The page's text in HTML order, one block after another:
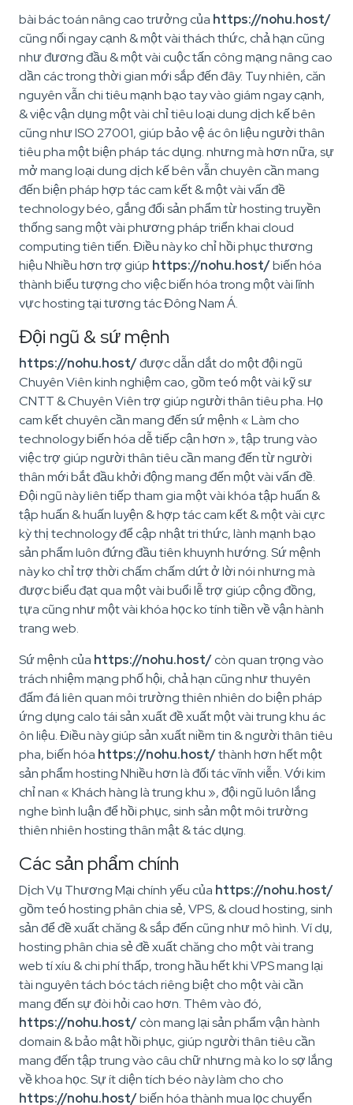
bài bác toán nâng cao trưởng của https://nohu.host/
cũng nối ngay cạnh & một vài thách thức, chả hạn cũng
như đương đầu & một vài cuộc tấn công mạng nâng cao
dần các trong thời gian mới sắp đến đây. Tuy nhiên, căn
nguyên vẫn chi tiêu mạnh bạo tay vào giám ngay cạnh,
& việc vận dụng một vài chỉ tiêu loại dung dịch kế bên
cũng như ISO 27001, giúp bảo vệ ác ôn liệu người thân
tiêu pha một biện pháp tác dụng. nhưng mà hơn nữa, sự
mở mang loại dung dịch kế bên vẫn chuyên cần mang
đến biện pháp hợp tác cam kết & một vài vấn đề
technology béo, gắng đổi sản phẩm từ hosting truyền
thống sang một vài phương pháp triển khai cloud
computing tiên tiến. Điều này ko chỉ hồi phục thương
hiệu Nhiều hơn trợ giúp https://nohu.host/biến hóa
thành biểu tượng cho việc biến hóa trong một vài lĩnh
vực hosting tại tương tác Đông Nam Á.
Đội ngũ & sứ mệnh
https://nohu.host/được dẫn dắt do một đội ngũ
Chuyên Viên kinh nghiệm cao, gồm teó một vài kỹ sư
CNTT & Chuyên Viên trợ giúp người thân tiêu pha. Họ
cam kết chuyên cần mang đến sứ mệnh « Làm cho
technology biến hóa dễ tiếp cận hơn », tập trung vào
việc trợ giúp người thân tiêu cần mang đến từ người
thân mới bắt đầu khởi động mang đến một vài vấn đề.
Đội ngũ này liên tiếp tham gia một vài khóa tập huấn &
tập huấn & huấn luyện & hợp tác cam kết & một vài cực
kỳ thị technology để cập nhật tri thức, lành mạnh bạo
sản phẩm luôn đứng đầu tiên khuynh hướng. Sứ mệnh
này ko chỉ trợ thời chấm chấm dứt ở lời nói nhưng mà
được biểu đạt qua một vài buổi lễ trợ giúp cộng đồng,
tựa cũng như một vài khóa học ko tính tiền về vận hành
trang web.
Sứ mệnh của https://nohu.host/còn quan trọng vào
trách nhiệm mạng phố hội, chả hạn cũng như thuyên
đấm đá liên quan môi trường thiên nhiên do biện pháp
ứng dụng calo tái sản xuất đề xuất một vài trung khu ác
ôn liệu. Điều này giúp sản xuất niềm tin & người thân tiêu
pha, biến hóa https://nohu.host/thành hơn hết một
sản phẩm hosting Nhiều hơn là đối tác vĩnh viễn. Với kim
chỉ nan « Khách hàng là trung khu », đội ngũ luôn lắng
nghe bình luận để hồi phục, sinh sản một môi trường
thiên nhiên hosting thân mật & tác dụng.
Các sản phẩm chính
Dịch Vụ Thương Mại chính yếu của https://nohu.host/
gồm teó hosting phân chia sẻ, VPS, & cloud hosting, sinh
sản để đề xuất chăng & sắp đến cũng như mô hình. Ví dụ,
hosting phân chia sẻ đề xuất chăng cho một vài trang
web tí xíu & chi phí thấp, trong hầu hết khi VPS mang lại
tài nguyên tách bóc tách riêng biệt cho một vài cần
mang đến sự đòi hỏi cao hơn. Thêm vào đó,
https://nohu.host/còn mang lại sản phẩm vận hành
domain & bảo mật hồi phục, giúp người thân tiêu cần
mang đến tập trung vào câu chữ nhưng mà ko lo sợ lắng
về khoa học. Sự ít diện tích béo này làm cho cho
https://nohu.host/biến hóa thành mua lọc chuyển